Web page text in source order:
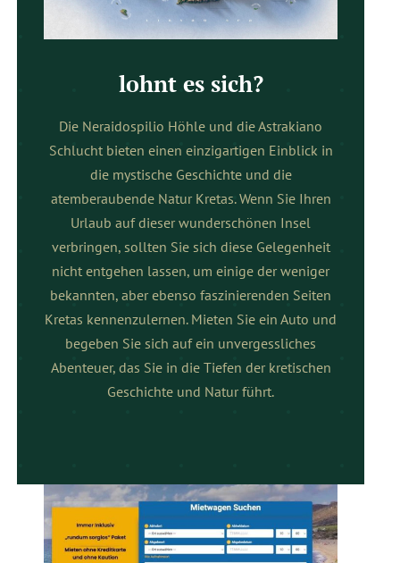
lohnt es sich?
Die Neraidospilio Höhle und die Astrakiano
Schlucht bieten einen einzigartigen Einblick in
die mystische Geschichte und die
atemberaubende Natur Kretas. Wenn Sie Ihren
Urlaub auf dieser wunderschönen Insel
verbringen, sollten Sie sich diese Gelegenheit
nicht entgehen lassen, um einige der weniger
bekannten, aber ebenso faszinierenden Seiten
Kretas kennenzulernen. Mieten Sie ein Auto und
begeben Sie sich auf ein unvergessliches
Abenteuer, das Sie in die Tiefen der kretischen
Geschichte und Natur führt.